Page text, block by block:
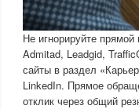
Не игнорируйте прямой
Admitad, Leadgid,
сайты в раздел
LinkedIn. Прямое
отклик через общий